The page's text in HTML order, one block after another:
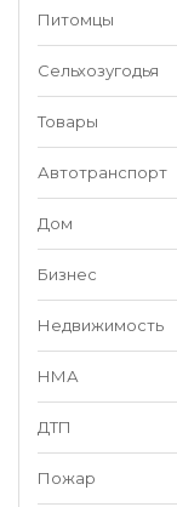
Питомцы
Сельхозугодья
Товары
Автотранспорт
Дом
Бизнес
Недвижимость
НМА
ДТП
Пожар